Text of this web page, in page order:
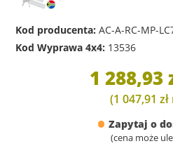
Kod producenta: AC-A-RC-MP-
Kod Wyprawa 4x4: 13536
1 288,93
(1 047,91 zł
• Zapytaj o
(cena może